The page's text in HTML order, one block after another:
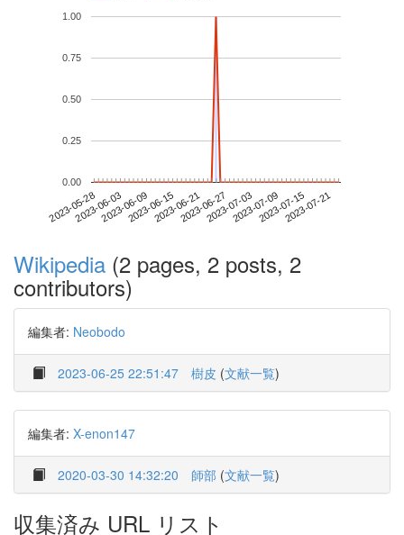
2023-05-282023-06-032023-06-092023-06-152023-06-212023-06-272023-07-032023-07-092023-07-152023-07-21
0.00
0.25
0.50
0.75
1.00
Wikipedia (2 pages, 2 posts, 2
contributors)
編集者: Neobodo
2023-06-25 22:51:47 樹皮 (文献一覧)
編集者: X-enon147
2020-03-30 14:32:20 師部 (文献一覧)
収集済み URL リスト